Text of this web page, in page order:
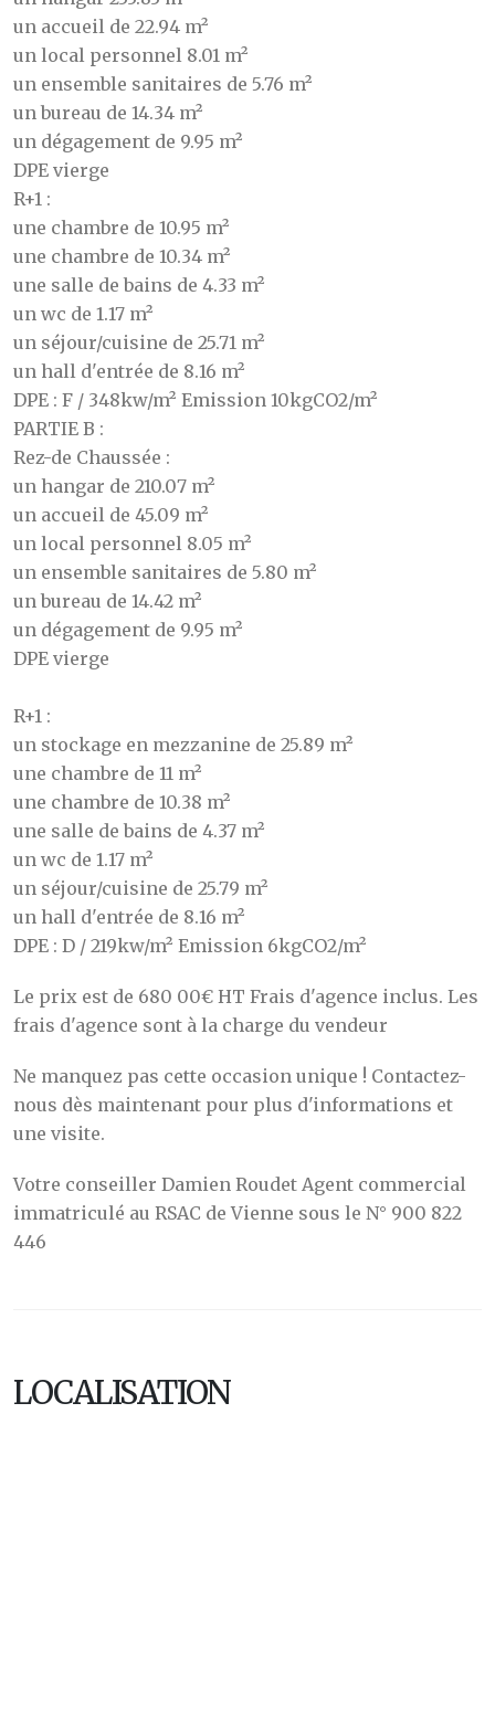
un accueil de 22.94 m²
un local personnel 8.01 m²
un ensemble sanitaires de 5.76 m²
un bureau de 14.34 m²
un dégagement de 9.95 m²
DPE vierge
R+1 :
une chambre de 10.95 m²
une chambre de 10.34 m²
une salle de bains de 4.33 m²
un wc de 1.17 m²
un séjour/cuisine de 25.71 m²
un hall d'entrée de 8.16 m²
DPE : F / 348kw/m² Emission 10kgCO2/m²
PARTIE B :
Rez-de Chaussée :
un hangar de 210.07 m²
un accueil de 45.09 m²
un local personnel 8.05 m²
un ensemble sanitaires de 5.80 m²
un bureau de 14.42 m²
un dégagement de 9.95 m²
DPE vierge
R+1 :
un stockage en mezzanine de 25.89 m²
une chambre de 11 m²
une chambre de 10.38 m²
une salle de bains de 4.37 m²
un wc de 1.17 m²
un séjour/cuisine de 25.79 m²
un hall d'entrée de 8.16 m²
DPE : D / 219kw/m² Emission 6kgCO2/m²
Le prix est de 680 00€ HT Frais d'agence inclus. Les
frais d'agence sont à la charge du vendeur
Ne manquez pas cette occasion unique ! Contactez-
nous dès maintenant pour plus d'informations et
une visite.
Votre conseiller Damien Roudet Agent commercial
immatriculé au RSAC de Vienne sous le N° 900 822
446
LOCALISATION